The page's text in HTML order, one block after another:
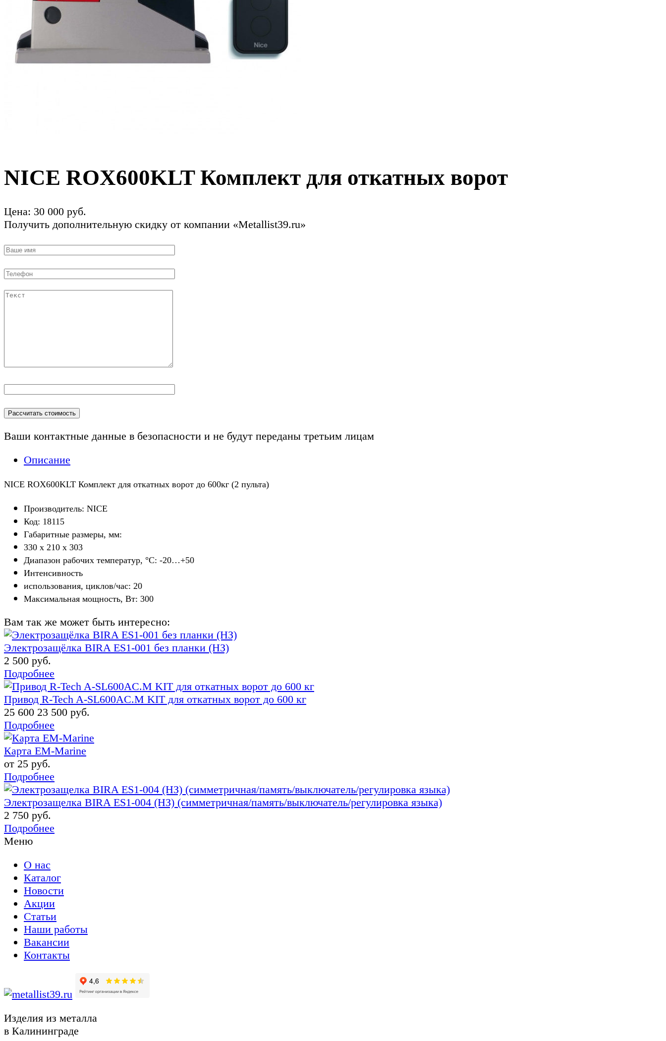
NICE ROX600KLT Комплект для откатных ворот
Цена: 30 000 руб.
Получить дополнительную скидку от компании «Metallist39.ru»
Ваши контактные данные в безопасности и не будут переданы третьим лицам
Описание
NICE ROX600KLT Комплект для откатных ворот до 600кг (2 пульта)
Производитель: NICE
Код: 18115
Габаритные размеры, мм:
330 x 210 х 303
Диапазон рабочих температур, °С: -20…+50
Интенсивность
использования, циклов/час: 20
Максимальная мощность, Вт: 300
Вам так же может быть интересно:
Электрозащёлка BIRA ES1-001 без планки (НЗ)
2 500 руб.
Подробнее
Привод R-Tech A-SL600AC.M KIT для откатных ворот до 600 кг
25 600 23 500 руб.
Подробнее
Карта EM-Marine
от 25 руб.
Подробнее
Электрозащелка BIRA ES1-004 (НЗ) (симметричная/память/выключатель/регулировка языка)
2 750 руб.
Подробнее
Меню
О нас
Каталог
Новости
Акции
Статьи
Наши работы
Вакансии
Контакты
Изделия из металла
в Калининграде